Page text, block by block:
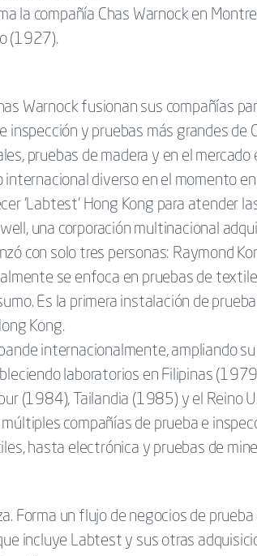
la compañía Chas Warnock en
(1927).
Warnock fusionan sus compañías
inspección y pruebas más grandes de
pruebas de madera y en el
internacional diverso en el momento
'Labtest' Hong Kong para atender
una corporación multinacional
con solo tres personas: Raymond
se enfoca en pruebas de
Es la primera instalación de
Kong.
internacionalmente, ampliando
laboratorios en Filipinas
(1984), Tailandia (1985) y el Reino
compañías de prueba e
hasta electrónica y pruebas de
Forma un flujo de negocios de
incluye Labtest y sus otras